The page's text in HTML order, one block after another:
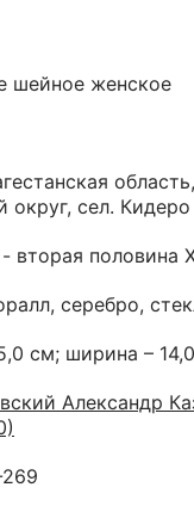
шейное женское
область,
округ, сел. Кидеро
вторая половина
серебро,
см; ширина –
Александр